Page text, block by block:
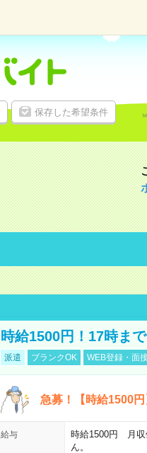
保存した希望条件
時給1500円！17時ま
派遣 ブランクOK WEB登録・面
急募！【時給1500
給与
時給1500円 月収
ん。